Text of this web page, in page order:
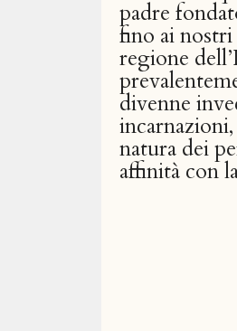
padre
fino ai nostri
regione
divenne
natura dei
affinità con